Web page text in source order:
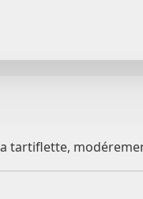
tartiflette,